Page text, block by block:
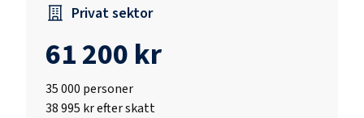
Privat sektor
61 200 kr
35 000 personer
38 995 kr efter skatt